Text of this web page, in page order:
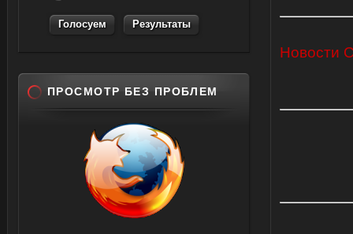
Новости
Результаты
ПРОСМОТР БЕЗ ПРОБЛЕМ